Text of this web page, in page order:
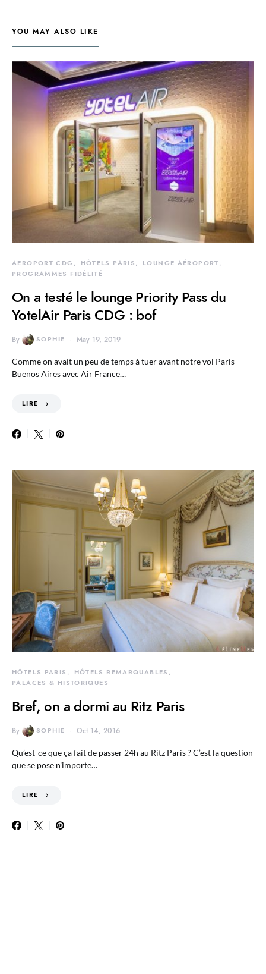
YOU MAY ALSO LIKE
AEROPORT CDG HÔTELS PARIS
LOUNGE AÉROPORT
PROGRAMMES FIDÉLITÉ
On a testé le lounge Priority Pass du
YotelAir Paris CDG : bof
By SOPHIE May 19, 2019
Comme on avait un peu de temps à tuer avant notre vol Paris
Buenos Aires avec Air France…
LIRE
HÔTELS PARIS
HÔTELS REMARQUABLES
PALACES & HISTORIQUES
Bref, on a dormi au Ritz Paris
By SOPHIE Oct 14, 2016
Qu’est-ce que ça fait de passer 24h au Ritz Paris ? C’est la question
que se pose n’importe…
LIRE